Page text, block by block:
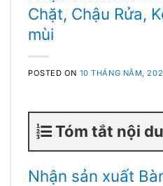
Chặt, Chậu Rửa,
mùi
POSTED ON 10 THÁNG NĂM,
Tóm tắt nội
Nhận sản xuất